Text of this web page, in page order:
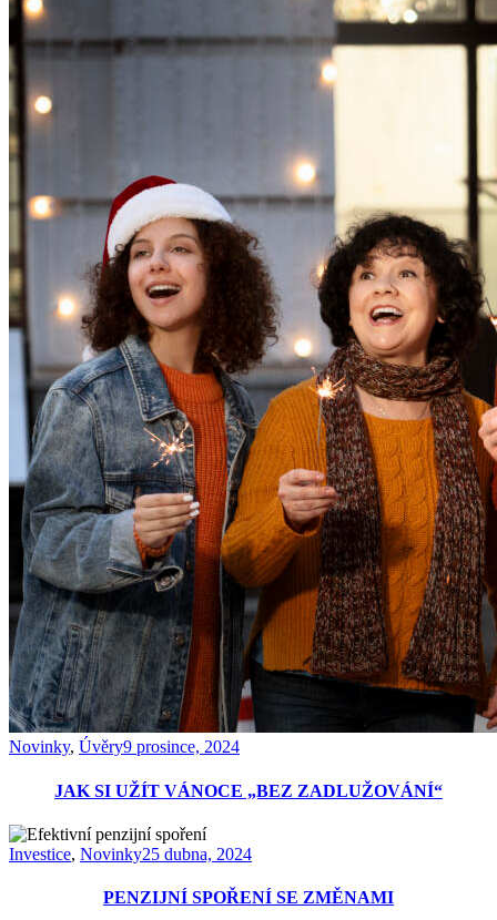
Novinky, Úvěry9 prosince, 2024
JAK SI UŽÍT VÁNOCE „BEZ ZADLUŽOVÁNÍ“
Investice, Novinky25 dubna, 2024
PENZIJNÍ SPOŘENÍ SE ZMĚNAMI